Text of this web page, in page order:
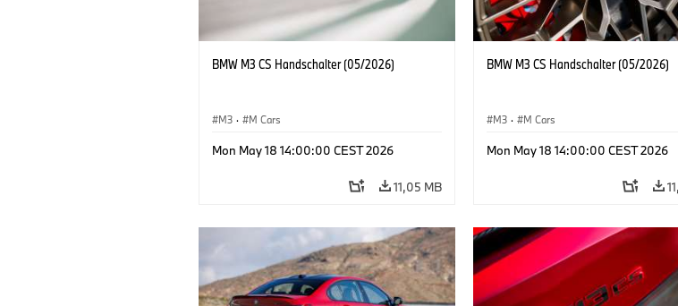
BMW M3 CS Handschalter (05/2026)
M3 · M Cars
Mon May 18 14:00:00 CEST 2026
11,05 MB
BMW M3 CS Handschalter (05/2026)
M3 · M Cars
Mon May 18 14:00:00 CEST 2026